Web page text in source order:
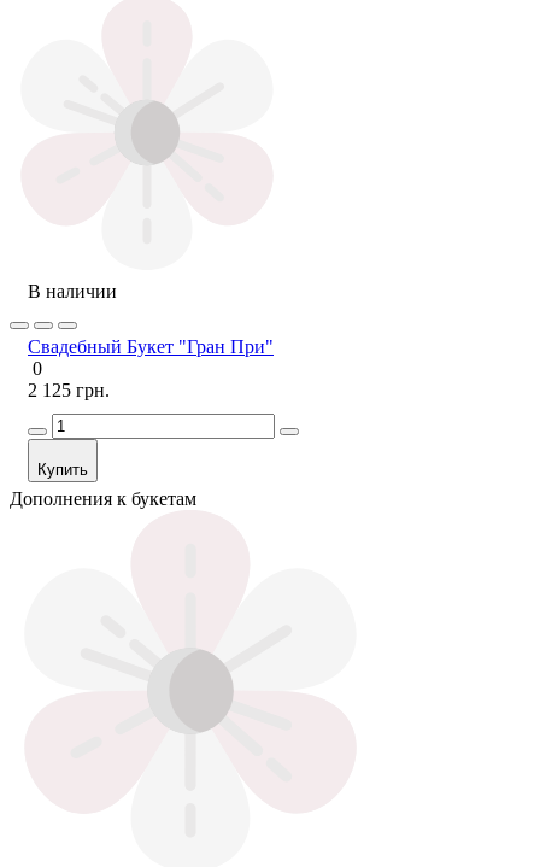
В наличии
Свадебный Букет "Гран При"
0
2 125 грн.
Купить
Дополнения к букетам